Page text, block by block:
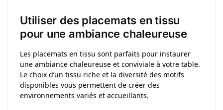
Utiliser des placemats en tissu
pour une ambiance chaleureuse
Les placemats en tissu sont parfaits pour instaurer
une ambiance chaleureuse et conviviale à votre table.
Le choix d’un tissu riche et la diversité des motifs
disponibles vous permettent de créer des
environnements variés et accueillants.